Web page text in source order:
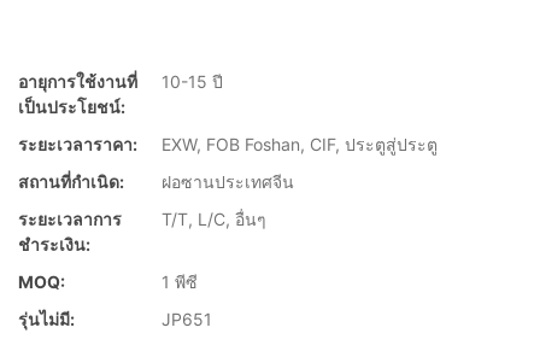
อายุการใช้งานที่
เป็นประโยชน์:
10-15 ปี
ระยะเวลาราคา:
EXW, FOB Foshan, CIF, ประตูสู่ประตู
สถานที่กำเนิด:
ฝอซานประเทศจีน
ระยะเวลาการ
ชำระเงิน:
T/T, L/C, อื่นๆ
MOQ:
1 พีซี
รุ่นไม่มี:
JP651